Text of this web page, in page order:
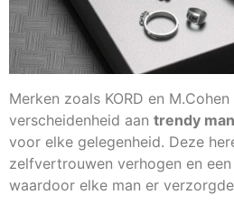
Merken zoals KORD en
verscheidenheid aan trendy
voor elke gelegenheid. Deze
zelfvertrouwen verhogen en
waardoor elke man er